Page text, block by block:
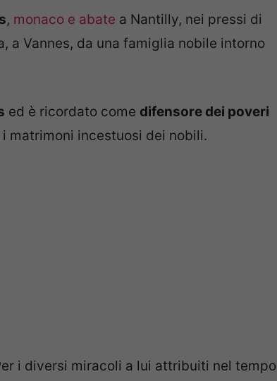
, monaco e abate a Nantilly, nei pressi di
a Vannes, da una famiglia nobile intorno
ed è ricordato come difensore dei poveri
matrimoni incestuosi dei nobili.
i diversi miracoli a lui attribuiti nel tempo